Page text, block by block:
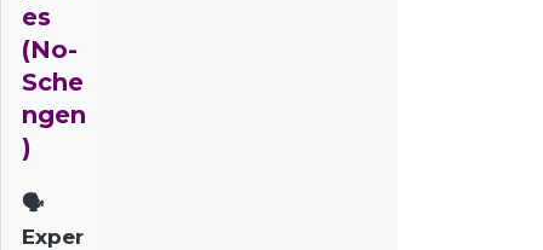
es
(No-
Sche
ngen
)
🗣️
Exper